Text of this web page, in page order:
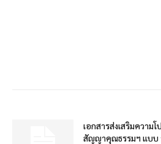
เอกสารส่งเสริมความ
สัญญาคุณธรรมฯ แบบ